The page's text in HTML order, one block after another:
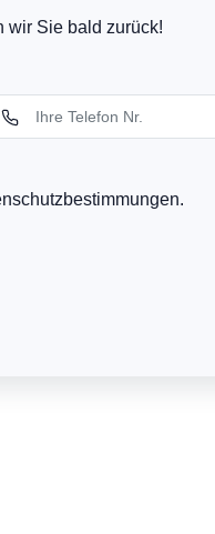
wir Sie bald zurück!